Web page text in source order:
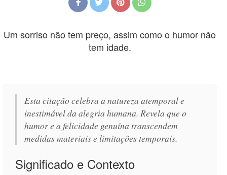
Um sorriso não tem preço, assim como o humor não
tem idade.
Esta citação celebra a natureza atemporal e
inestimável da alegria humana. Revela que o
humor e a felicidade genuína transcendem
medidas materiais e limitações temporais.
Significado e Contexto